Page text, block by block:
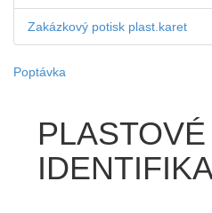
Zakázkový potisk plast.karet
Poptávka
PLASTOVÉ